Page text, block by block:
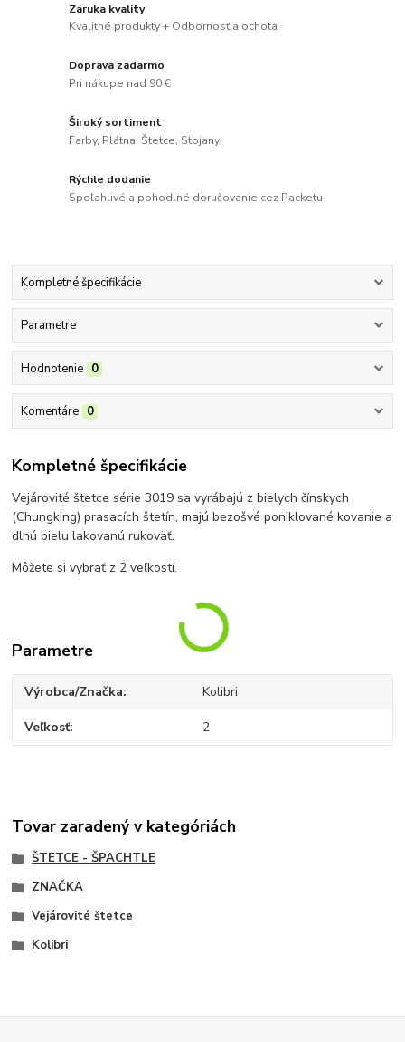
Záruka kvality
Kvalitné produkty + Odbornosť a ochota
Doprava zadarmo
Pri nákupe nad 90 €
Široký sortiment
Farby, Plátna, Štetce, Stojany
Rýchle dodanie
Spoľahlivé a pohodlné doručovanie cez Packetu
Kompletné špecifikácie
Parametre
Hodnotenie 0
Komentáre 0
Kompletné špecifikácie
Vejárovité štetce série 3019 sa vyrábajú z bielych čínskych
(Chungking) prasacích štetín, majú bezošvé poniklované kovanie a
dlhú bielu lakovanú rukoväť.
Môžete si vybrať z 2 veľkostí.
Parametre
Výrobca/Značka Kolibri
Veľkosť 2
Tovar zaradený v kategóriách
ŠTETCE - ŠPACHTLE
ZNAČKA
Vejárovité štetce
Kolibri